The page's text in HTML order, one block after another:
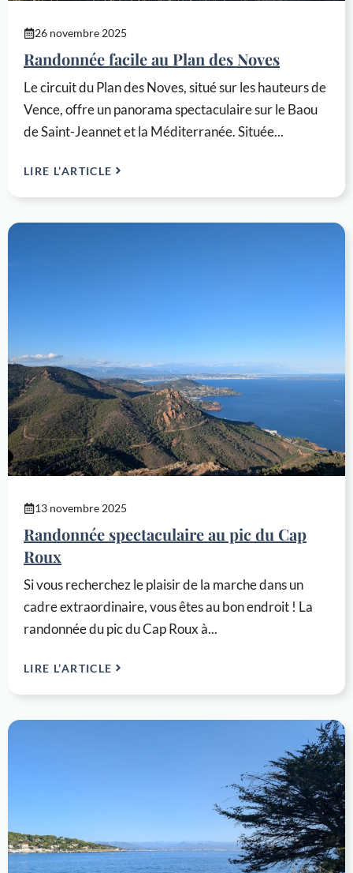
26 novembre 2025
Randonnée facile au Plan des Noves
Le circuit du Plan des Noves, situé sur les hauteurs de
Vence, offre un panorama spectaculaire sur le Baou
de Saint-Jeannet et la Méditerranée. Située...
LIRE L’ARTICLE
13 novembre 2025
Randonnée spectaculaire au pic du Cap
Roux
Si vous recherchez le plaisir de la marche dans un
cadre extraordinaire, vous êtes au bon endroit ! La
randonnée du pic du Cap Roux à...
LIRE L’ARTICLE